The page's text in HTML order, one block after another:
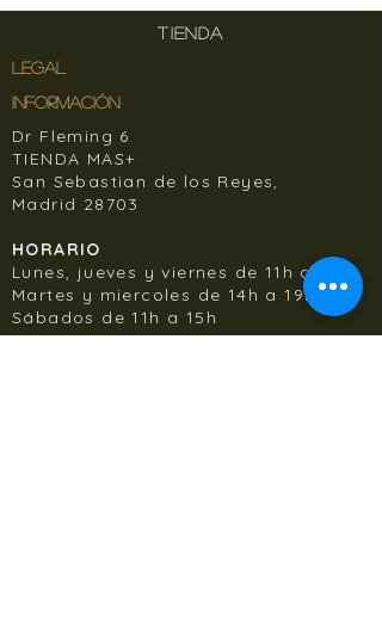
TIENDA
LEGAL
INFORMACIÓN
Dr Fleming 6
TIENDA MAS+
San Sebastian de los Reyes,
Madrid 28703
HORARIO
Lunes, jueves y viernes de 11h a 19h,
Martes y miercoles de 14h a 19h
Sábados de 11h a 15h